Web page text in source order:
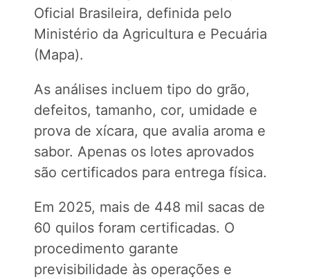
Oficial Brasileira, definida pelo
Ministério da Agricultura e Pecuária
(Mapa).
As análises incluem tipo do grão,
defeitos, tamanho, cor, umidade e
prova de xícara, que avalia aroma e
sabor. Apenas os lotes aprovados
são certificados para entrega física.
Em 2025, mais de 448 mil sacas de
60 quilos foram certificadas. O
procedimento garante
previsibilidade às operações e